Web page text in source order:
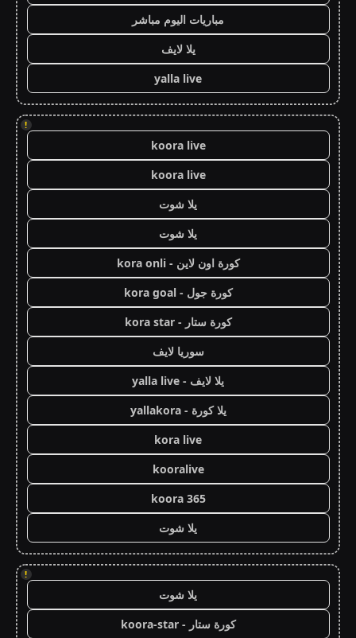
مباريات اليوم مباشر
يلا لايف
yalla live
!
koora live
koora live
يلا شوت
يلا شوت
كورة اون لاين - kora onli
كورة جول - kora goal
كورة ستار - kora star
سوريا لايف
يلا لايف - yalla live
يلا كورة - yallakora
kora live
kooralive
koora 365
يلا شوت
!
يلا شوت
كورة ستار - koora-star